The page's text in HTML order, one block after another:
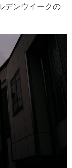
デンウイークの